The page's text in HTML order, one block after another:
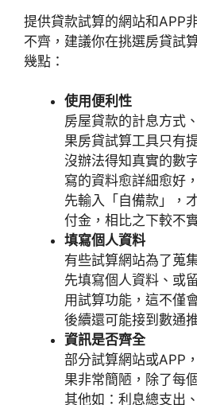
提供貸款試算的網站和APP
不齊，建議你在挑選房貸試
幾點：
使用便利性
房屋貸款的計息方式
果房貸試算工具只有
沒辦法得知真實的數
寫的資料愈詳細愈好
先輸入「自備款」，
付金，相比之下較不
填寫個人資料
有些試算網站為了蒐
先填寫個人資料、或
用試算功能，這不僅
後續還可能接到數通
資訊是否齊全
部分試算網站或APP
果非常簡陋，除了每
其他如：利息總支出